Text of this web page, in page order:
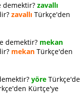
demektir? zavallı
zavallı Türkçe'den
demektir? mekan
mekan Türkçe'den
yöre
Kürtçe'ye